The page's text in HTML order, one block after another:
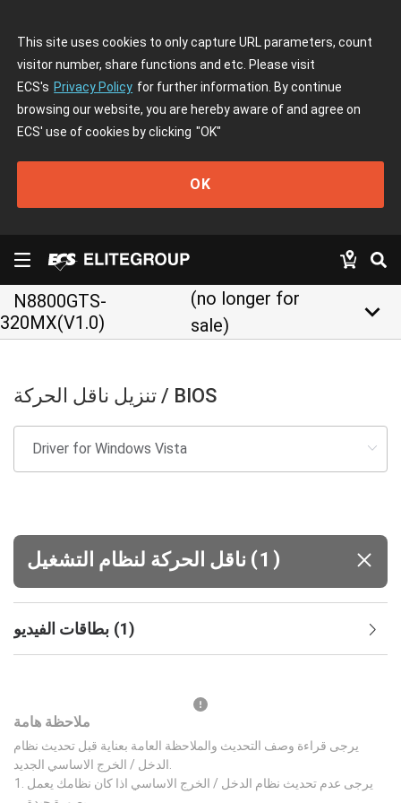
This site uses cookies to only capture URL parameters, count
visitor number, share functions and etc. Please visit
ECS's Privacy Policy for further information. By continue
browsing our website, you are hereby aware of and agree on
ECS' use of cookies by clicking "OK"
OK
N8800GTS-
320MX(V1.0)
(no longer for
sale)
keyboard_arrow_down
تنزيل ناقل الحركة / BIOS
(1 )
بطاقات الفيديو (1)
ملاحظة هامة
يرجى قراءة وصف التحديث والملاحظة العامة بعناية قبل تحديث نظام
يرجى عدم تحديث نظام الدخل / الخرج الاساسي اذا كان نظامك يعمل